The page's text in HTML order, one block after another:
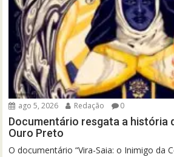
ago 5, 2026 Redação 0
Documentário resgata a história
Ouro Preto
O documentário “Vira-Saia: o Inimigo da